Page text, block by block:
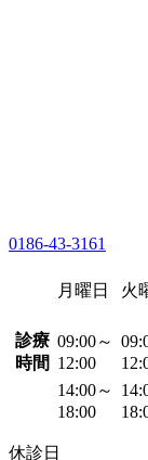
0186-43-3161
月曜日 火
診療
時間
09:00～
12:00
14:00～
18:00
休診日